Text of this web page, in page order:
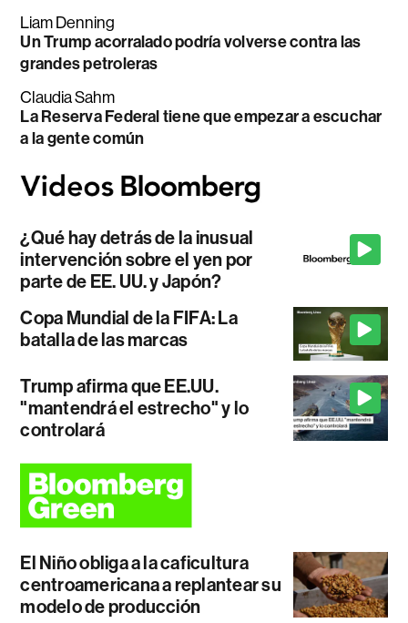
Liam Denning
Un Trump acorralado podría volverse contra las
grandes petroleras
Claudia Sahm
La Reserva Federal tiene que empezar a escuchar
a la gente común
¿Qué hay detrás de la inusual
intervención sobre el yen por
parte de EE. UU. y Japón?
Copa Mundial de la FIFA: La
batalla de las marcas
Trump afirma que EE.UU.
"mantendrá el estrecho" y lo
controlará
El Niño obliga a la caficultura
centroamericana a replantear su
modelo de producción